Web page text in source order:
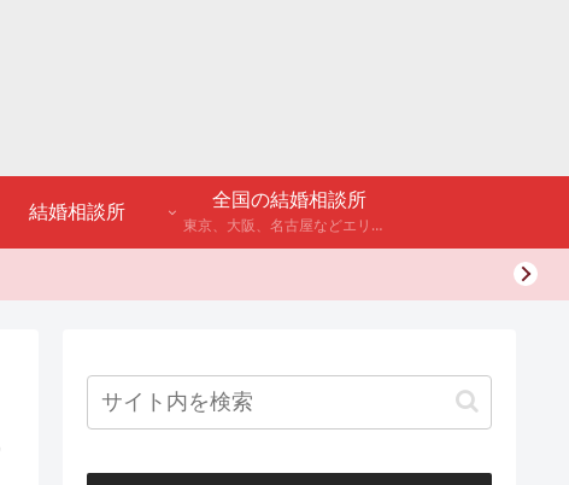
結婚相談所
全国の結婚相談所
東京、大阪、名古屋などエリア別のアンケート調査や結婚相談所・婚活パーティーの体験談などを公開。